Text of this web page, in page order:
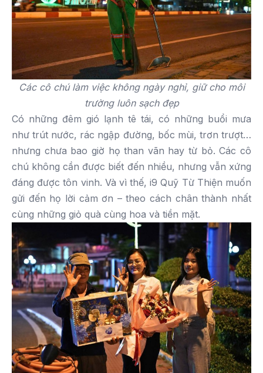
Các cô chú làm việc không ngày nghỉ, giữ cho môi
trường luôn sạch đẹp
Có những đêm gió lạnh tê tái, có những buổi mưa
như trút nước, rác ngập đường, bốc mùi, trơn trượt…
nhưng chưa bao giờ họ than vãn hay từ bỏ. Các cô
chú không cần được biết đến nhiều, nhưng vẫn xứng
đáng được tôn vinh. Và vì thế, i9 Quỹ Từ Thiện muốn
gửi đến họ lời cảm ơn – theo cách chân thành nhất
cùng những giỏ quà cùng hoa và tiền mặt.